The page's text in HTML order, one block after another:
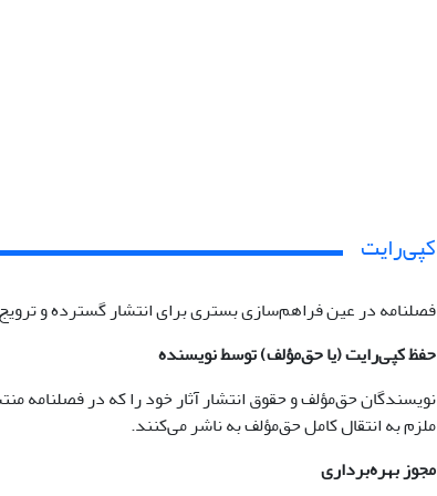
کپی‌رایت
فصلنامه در عین فراهم‌سازی بستری برای انتشار گسترده و
حفظ کپی‌رایت (یا حق‌مؤلف) توسط نویسنده
نویسندگان حق‌مؤلف و حقوق انتشار آثار خود را که در
ملزم به انتقال کامل حق‌مؤلف به ناشر می‌کنند.
مجوز بهره‌برداری